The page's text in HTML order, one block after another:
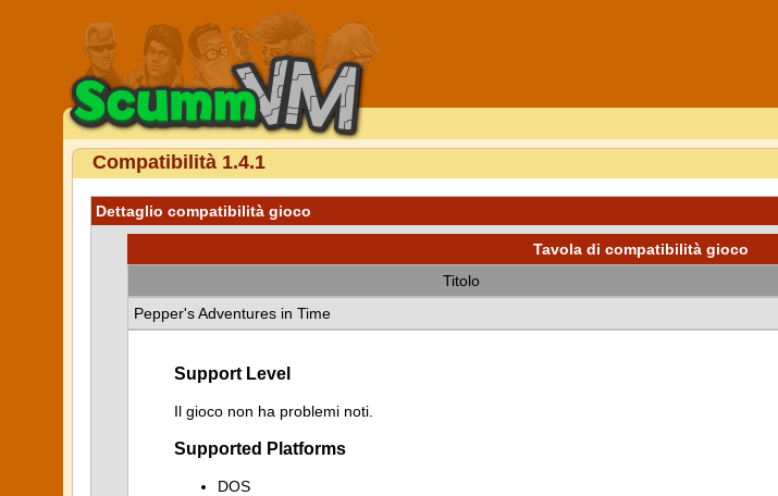
Compatibilità 1.4.1
Dettaglio compatibilità gioco
Tavola di compatibilità gioco
Titolo
Pepper's Adventures in Time
Support Level
Il gioco non ha problemi noti.
Supported Platforms
DOS